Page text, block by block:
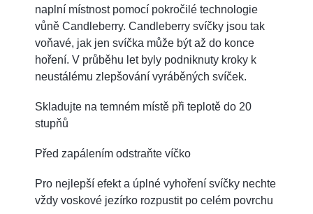
naplní místnost pomocí pokročilé technologie
vůně Candleberry. Candleberry svíčky jsou tak
voňavé, jak jen svíčka může být až do konce
hoření. V průběhu let byly podniknuty kroky k
neustálému zlepšování vyráběných svíček.
Skladujte na temném místě při teplotě do 20
stupňů
Před zapálením odstraňte víčko
Pro nejlepší efekt a úplné vyhoření svíčky nechte
vždy voskové jezírko rozpustit po celém povrchu